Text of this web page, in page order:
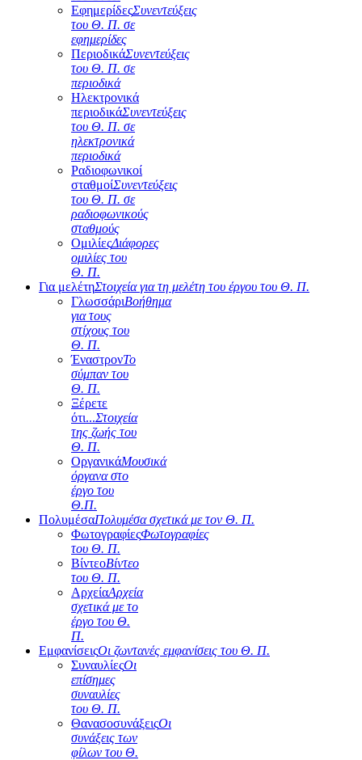
ΕφημερίδεςΣυνεντεύξεις
του Θ. Π. σε
εφημερίδες
ΠεριοδικάΣυνεντεύξεις
του Θ. Π. σε
περιοδικά
Ηλεκτρονικά
περιοδικάΣυνεντεύξεις
του Θ. Π. σε
ηλεκτρονικά
περιοδικά
Ραδιοφωνικοί
σταθμοίΣυνεντεύξεις
του Θ. Π. σε
ραδιοφωνικούς
σταθμούς
ΟμιλίεςΔιάφορες
ομιλίες του
Θ. Π.
Για μελέτηΣτοιχεία για τη μελέτη του έργου του Θ. Π.
ΓλωσσάριΒοήθημα
για τους
στίχους του
Θ. Π.
ΈναστρονΤο
σύμπαν του
Θ. Π.
Ξέρετε
ότι...Στοιχεία
της ζωής του
Θ. Π.
ΟργανικάΜουσικά
όργανα στο
έργο του
Θ.Π.
ΠολυμέσαΠολυμέσα σχετικά με τον Θ. Π.
ΦωτογραφίεςΦωτογραφίες
του Θ. Π.
ΒίντεοΒίντεο
του Θ. Π.
ΑρχείαΑρχεία
σχετικά με το
έργο του Θ.
Π.
ΕμφανίσειςΟι ζωντανές εμφανίσεις του Θ. Π.
ΣυναυλίεςΟι
επίσημες
συναυλίες
του Θ. Π.
ΘανασοσυνάξειςΟι
συνάξεις των
φίλων του Θ.